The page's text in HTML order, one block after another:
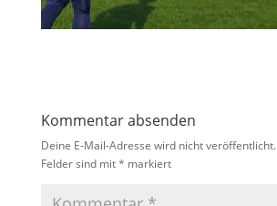
Kommentar absenden
Deine E-Mail-Adresse wird nicht veröffentlicht.
Felder sind mit* markiert